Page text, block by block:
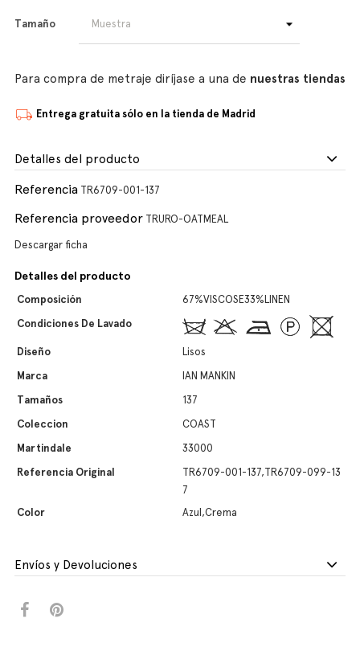
Tamaño
Para compra de metraje diríjase a una de nuestras tiendas
Entrega gratuita sólo en la tienda de Madrid
Detalles del producto
Referencia TR6709-001-137
Referencia proveedor TRURO-OATMEAL
Descargar ficha
Detalles del producto
Composición
67%VISCOSE33%LINEN
Condiciones De Lavado
Diseño
Lisos
Marca
IAN MANKIN
Tamaños
137
Coleccion
COAST
Martindale
33000
Referencia Original
TR6709-001-137,TR6709-099-13
7
Color
Azul,Crema
Envíos y Devoluciones